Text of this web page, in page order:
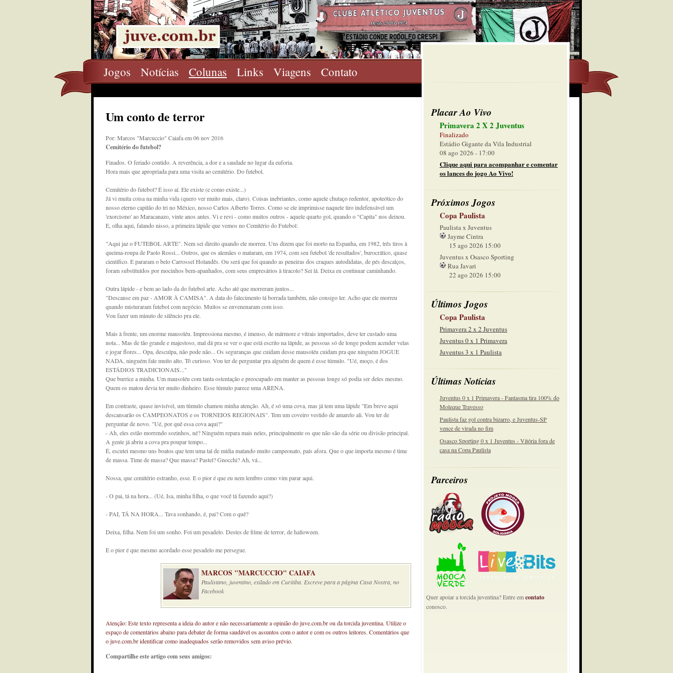
Jogos Notícias Colunas Links Viagens Contato
Placar Ao Vivo
Primavera 2 X 2 Juventus
Finalizado
Estádio Gigante da Vila Industrial
08 ago 2026 - 17:00
Clique aqui para acompanhar e comentar
os lances do jogo Ao Vivo!
Próximos Jogos
Copa Paulista
Paulista x Juventus
Jayme Cintra
15 ago 2026 15:00
Juventus x Osasco Sporting
Rua Javari
22 ago 2026 15:00
Últimos Jogos
Copa Paulista
Primavera 2 x 2 Juventus
Juventus 0 x 1 Primavera
Juventus 3 x 1 Paulista
Últimas Notícias
Juventus 0 x 1 Primavera - Fantasma tira 100% do
Moleque Travesso
Paulista faz gol contra bizarro, e Juventus-SP
vence de virada no fim
Osasco Sporting 0 x 1 Juventus - Vitória fora de
casa na Copa Paulista
Parceiros
Quer apoiar a torcida juventina? Entre emcontato
conosco.
Um conto de terror
Por: Marcos "Marcuccio" Caiafa em 06 nov 2016
Cemitério do futebol?
Finados. O feriado contido. A reverência, a dor e a saudade no lugar da euforia.
Hora mais que apropriada para uma visita ao cemitério. Do futebol.
Cemitério do futebol? É isso aí. Ele existe (e como existe...)
Já vi muita coisa na minha vida (quero ver muito mais, claro). Coisas inebriantes, como aquele chutaço redentor, apoteótico do
nosso eterno capitão do tri no México, nosso Carlos Alberto Torres. Como se ele imprimisse naquele tiro indefensável um
'exorcismo' ao Maracanazo, vinte anos antes. Vi e revi - como muitos outros - aquele quarto gol, quando o "Capita" nos deixou.
E, olha aqui, falando nisso, a primeira lápide que vemos no Cemitério do Futebol:
"Aqui jaz o FUTEBOL ARTE". Nem sei direito quando ele morreu. Uns dizem que foi morto na Espanha, em 1982, três tiros à
queima-roupa de Paolo Rossi... Outros, que os alemães o mataram, em 1974, com seu futebol 'de resultados', burocrático, quase
científico. E pararam o belo Carrossel Holandês. Ou será que foi quando as peneiras dos craques autodidatas, de pés descalços,
foram substituídos por mocinhos bem-apanhados, com seus empresários à tiracolo? Sei lá. Deixa eu continuar caminhando.
Outra lápide - e bem ao lado da do futebol arte. Acho até que morreram juntos...
"Descanse em paz - AMOR À CAMISA". A data do falecimento tá borrada também, não consigo ler. Acho que ele morreu
quando misturaram futebol com negócio. Muitos se envenenaram com isso.
Vou fazer um minuto de silêncio pra ele.
Mais à frente, um enorme mausoléu. Impressiona mesmo, é imenso, de mármore e vitrais importados, deve ter custado uma
nota... Mas de tão grande e majestoso, mal dá pra se ver o que está escrito na lápide, as pessoas só de longe podem acender velas
e jogar flores... Opa, desculpa, não pode não... Os seguranças que cuidam desse mausoléu cuidam pra que ninguém JOGUE
NADA, ninguém fale muito alto. Tô curioso. Vou ter de perguntar pra alguém de quem é esse túmulo. "Ué, moço, é dos
ESTÁDIOS TRADICIONAIS..."
Que burrice a minha. Um mausoléu com tanta ostentação e preocupado em manter as pessoas longe só podia ser deles mesmo.
Quem os matou devia ter muito dinheiro. Esse túmulo parece uma ARENA.
Em contraste, quase invisível, um túmulo chamou minha atenção. Ah, é só uma cova, mas já tem uma lápide "Em breve aqui
descansarão os CAMPEONATOS e os TORNEIOS REGIONAIS". Tem um coveiro vestido de amarelo ali. Vou ter de
perguntar de novo. "Ué, por quê essa cova aqui?"
- Ah, eles estão morrendo sozinhos, né? Ninguém repara mais neles, principalmente os que não são da série ou divisão principal.
A gente já abriu a cova pra poupar tempo...
É, escutei mesmo uns boatos que tem uma tal de mídia matando muito campeonato, país afora. Que o que importa mesmo é time
de massa. Time de massa? Que massa? Pastel? Gnocchi? Ah, vá...
Nossa, que cemitério estranho, esse. E o pior é que eu nem lembro como vim parar aqui.
- O pai, tá na hora... (Ué, Isa, minha filha, o que você tá fazendo aqui?)
- PAI, TÁ NA HORA... Tava sonhando, é, pai? Com o quê?
Deixa, filha. Nem foi um sonho. Foi um pesadelo. Destes de filme de terror, de halloween.
E o pior é que mesmo acordado esse pesadelo me persegue.
MARCOS "MARCUCCIO" CAIAFA
Paulistano, juventino, exilado em Curitiba. Escreve para a página Casa Nostra, no
Facebook
Atenção: Este texto representa a ideia do autor e não necessariamente a opinião do juve.com.br ou da torcida juventina. Utilize o
espaço de comentários abaixo para debater de forma saudável os assuntos com o autor e com os outros leitores. Comentários que
o juve.com.br identificar como inadequados serão removidos sem aviso prévio.
Compartilhe este artigo com seus amigos: